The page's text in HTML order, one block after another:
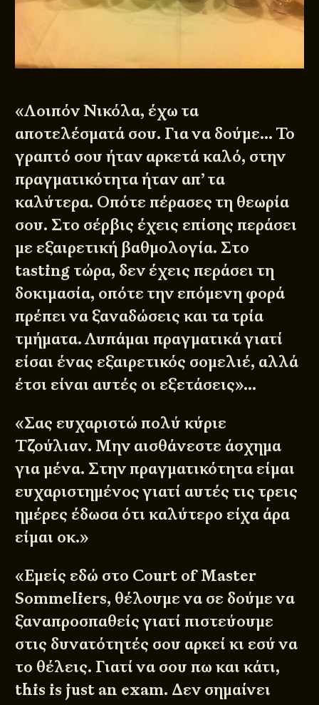
«Λοιπόν Νικόλα, έχω τα
αποτελέσματά σου. Για να δούμε… Το
γραπτό σου ήταν αρκετά καλό, στην
πραγματικότητα ήταν απ’ τα
καλύτερα. Οπότε πέρασες τη θεωρία
σου. Στο σέρβις έχεις επίσης περάσει
με εξαιρετική βαθμολογία. Στο
tasting τώρα, δεν έχεις περάσει τη
δοκιμασία, οπότε την επόμενη φορά
πρέπει να ξαναδώσεις και τα τρία
τμήματα. Λυπάμαι πραγματικά γιατί
είσαι ένας εξαιρετικός σομελιέ, αλλά
έτσι είναι αυτές οι εξετάσεις»…
«Σας ευχαριστώ πολύ κύριε
Τζούλιαν. Μην αισθάνεστε άσχημα
για μένα. Στην πραγματικότητα είμαι
ευχαριστημένος γιατί αυτές τις τρεις
ημέρες έδωσα ότι καλύτερο είχα άρα
είμαι οκ.»
«Εμείς εδώ στο Court of Master
Sommeliers, θέλουμε να σε δούμε να
ξαναπροσπαθείς γιατί πιστεύουμε
στις δυνατότητές σου αρκεί κι εσύ να
το θέλεις. Γιατί να σου πω και κάτι,
this is just an exam. Δεν σημαίνει